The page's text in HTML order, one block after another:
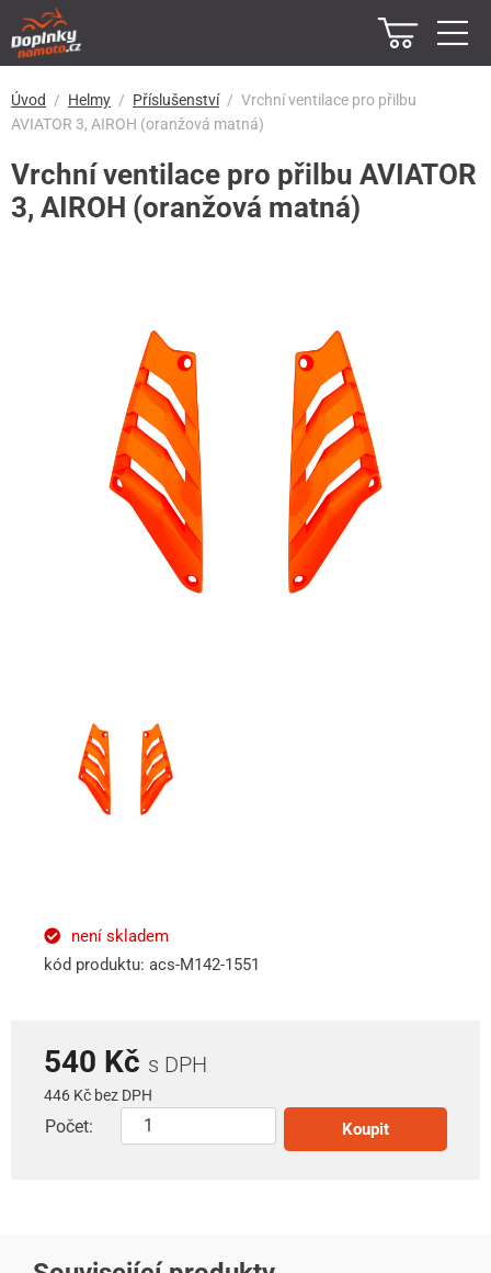
Úvod Helmy Příslušenství
Vrchní ventilace pro přilbu
AVIATOR 3, AIROH (oranžová matná)
Vrchní ventilace pro přilbu AVIATOR
3, AIROH (oranžová matná)
není skladem
kód produktu: acs-M142-1551
540 Kč s DPH
446 Kč bez DPH
Počet: Koupit